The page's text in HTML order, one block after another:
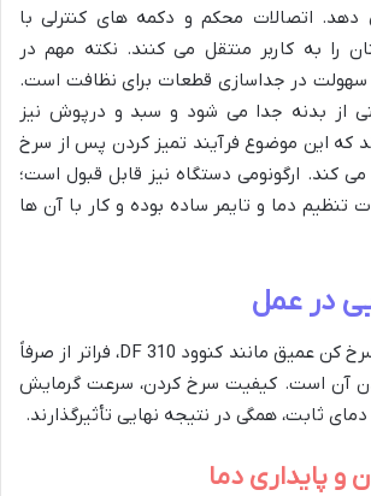
دهد. اتصالات محکم و دکمه های کنترلی با
را به کاربر منتقل می کنند. نکته مهم در
سهولت در جداسازی قطعات برای نظافت است.
از بدنه جدا می شود و سبد و درپوش نیز
که این موضوع فرآیند تمیز کردن پس از سرخ
کند. ارگونومی دستگاه نیز قابل قبول است؛
تنظیم دما و تایمر ساده بوده و کار با آن ها
در عمل
ارزیابی عملکرد یک سرخ کن عمیق مانند کنوود DF 310، فراتر از صرفاً
آن است. کیفیت سرخ کردن، سرعت گرمایش
ثابت، همگی در نتیجه نهایی تأثیرگذارند.
پایداری دما